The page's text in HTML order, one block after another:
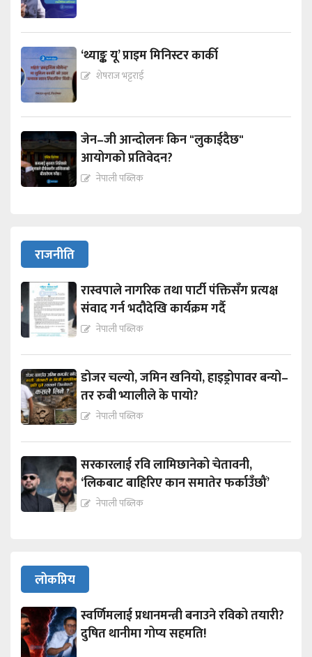
‘थ्याङ्क यू’ प्राइम मिनिस्टर कार्की
शेषराज भट्टराई
जेन–जी आन्दोलनः किन "लुकाईदैछ"
आयोगको प्रतिवेदन?
नेपाली पब्लिक
राजनीति
रास्वपाले नागरिक तथा पार्टी पंक्तिसँग प्रत्यक्ष
संवाद गर्न भदौदेखि कार्यक्रम गर्दै
नेपाली पब्लिक
डोजर चल्यो, जमिन खनियो, हाइड्रोपावर बन्यो–
तर रुबी भ्यालीले के पायो?
नेपाली पब्लिक
सरकारलाई रवि लामिछानेको चेतावनी,
‘लिकबाट बाहिरिए कान समातेर फर्काउँछौं’
नेपाली पब्लिक
लोकप्रिय
स्वर्णिमलाई प्रधानमन्त्री बनाउने रविको तयारी?
दुषित थानीमा गोप्य सहमति!